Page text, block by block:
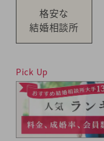
格安な
結婚相談所
Pick Up